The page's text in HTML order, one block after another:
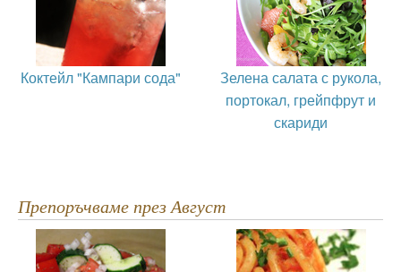
Коктейл "Кампари сода"
Зелена салата с рукола,
портокал, грейпфрут и
скариди
Препоръчваме през Август